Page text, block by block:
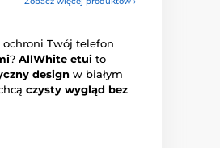
ochroni Twój telefon
? AllWhite etui to
design w białym
czysty wygląd bez